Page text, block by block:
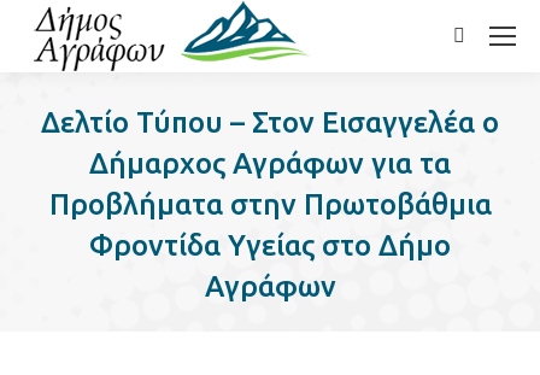
Search:
Δελτίο Τύπου – Στον Εισαγγελέα ο
Δήμαρχος Αγράφων για τα
Προβλήματα στην Πρωτοβάθμια
Φροντίδα Υγείας στο Δήμο
Αγράφων